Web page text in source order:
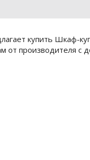
купить Шкаф-
производителя с